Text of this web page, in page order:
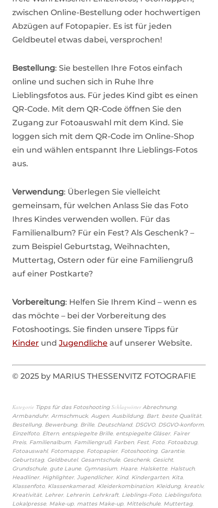
zwischen Online-Bestellung oder hochwertigen
Abzügen auf Fotopapier. Es ist für jeden
Geldbeutel etwas dabei, versprochen!
Bestellung: Sie bestellen Ihre Fotos einfach
online und suchen sich in Ruhe Ihre
Lieblingsfotos aus. Für jedes Kind gibt es einen
QR-Code. Mit dem QR-Code öffnen Sie den
Zugang zur Fotoauswahl mit dem Kind. Sie
loggen sich mit dem QR-Code im Online-Shop
ein und wählen entspannt Ihre Lieblings-Fotos
aus.
Verwendung: Überlegen Sie vielleicht
gemeinsam, für welchen Anlass Sie das Foto
Ihres Kindes verwenden wollen. Für das
Familienalbum? Für ein Fest? Als Geschenk? –
zum Beispiel Geburtstag, Weihnachten,
Muttertag, Ostern oder für eine Familiengruß
auf einer Postkarte?
Vorbereitung: Helfen Sie Ihrem Kind – wenn es
das möchte – bei der Vorbereitung des
Fotoshootings. Sie finden unsere Tipps für
Kinder und Jugendliche auf unserer Website.
© 2025 by MARIUS THESSENVITZ FOTOGRAFIE
Kategorie Tipps für das Fotoshooting Schlagwörter Abrechnung
Armbanduhr, Armschmuck, Augen, Ausbildung Bart beste Qualität
Bestellung Bewerbung Brille Deutschland, DSGVO, DSGVO-konform
Einzelfoto, Eltern, entspiegelte Brille entspiegelte Gläser, Fairer
Preis Familienalbum Familiengruß, Farben, Fest Foto, Fotoabzug
Fotoauswahl, Fotomappe Fotopapier, Fotoshooting Garantie
Geburtstag Geldbeutel, Gesamtschule Geschenk, Gesicht
Grundschule gute Laune Gymnasium Haare Halskette Halstuch,
Headliner, Highlighter, Jugendlicher, Kind, Kindergarten, Kita
Klassenfoto, Klassenkamerad, Kleiderkombination, Kleidung kreativ,
Kreativität Lehrer, Lehrerin, Lehrkraft Lieblings-Foto, Lieblingsfoto,
Lokalpresse Make-up mattes Make-up Mittelschule Muttertag